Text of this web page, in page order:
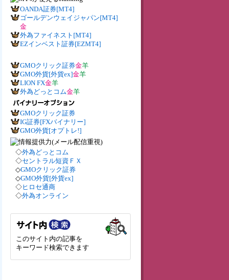
OANDA証券[MT4]
ゴールデンウェイジャパン[MT4]
金
外為ファイネスト[MT4]
EZインベスト証券[EZMT4]
GMOクリック証券金羊
GMO外貨[外貨ex]金羊
LION FX金羊
外為どっとコム金羊
GMOクリック証券
IG証券[FXバイナリー]
GMO外貨[オプトレ!]
◇外為どっとコム
◇セントラル短資ＦＸ
◇GMOクリック証券
◇GMO外貨[外貨ex]
◇ヒロセ通商
◇外為オンライン
このサイト内の記事を
キーワード検索できます